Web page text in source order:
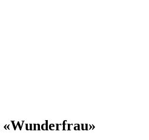
«Wunderfrau»